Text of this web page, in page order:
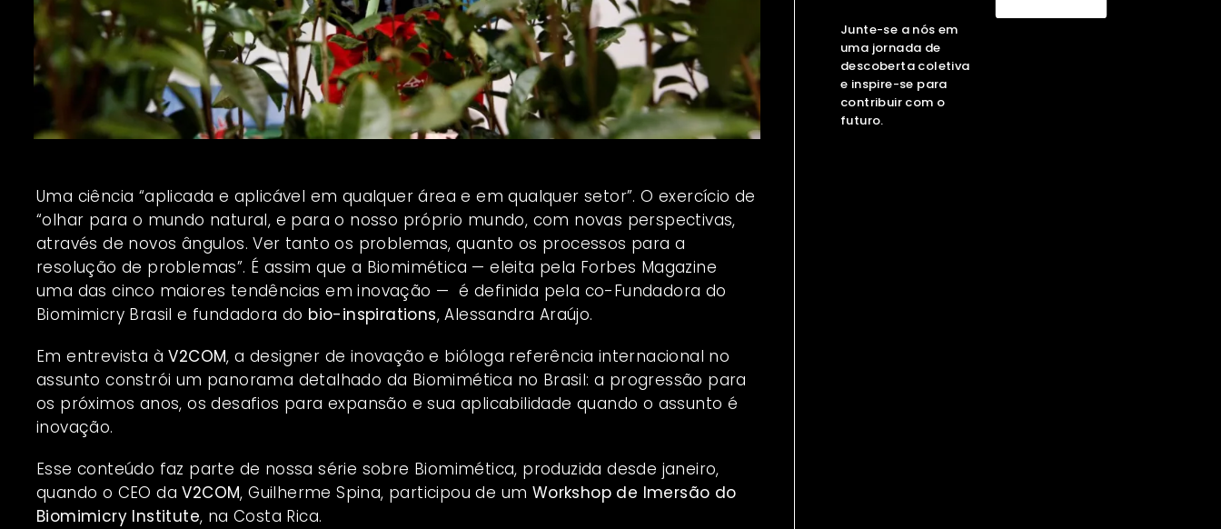
Uma ciência “aplicada e aplicável em qualquer área e em qualquer setor”. O exercício de
“olhar para o mundo natural, e para o nosso próprio mundo, com novas perspectivas,
através de novos ângulos. Ver tanto os problemas, quanto os processos para a
resolução de problemas”. É assim que a Biomimética — eleita pela Forbes Magazine
uma das cinco maiores tendências em inovação — é definida pela co-Fundadora do
Biomimicry Brasil e fundadora do bio-inspirations, Alessandra Araújo.
Em entrevista àV2COM, a designer de inovação e bióloga referência internacional no
assunto constrói um panorama detalhado da Biomimética no Brasil: a progressão para
os próximos anos, os desafios para expansão e sua aplicabilidade quando o assunto é
inovação.
Esse conteúdo faz parte de nossa série sobre Biomimética, produzida desde janeiro,
quando o CEO daV2COM, Guilherme Spina, participou de um Workshop de Imersão do
Biomimicry Institute, na Costa Rica.
Junte-se a nós em
uma jornada de
descoberta coletiva
e inspire-se para
contribuir com o
futuro.